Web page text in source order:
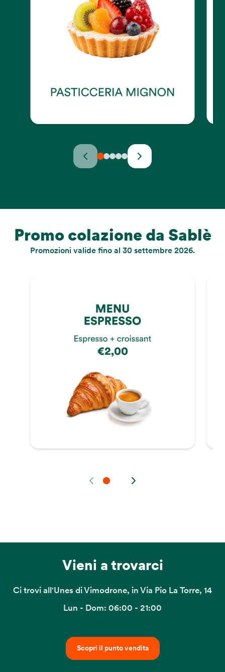
Promo colazione da Sablè
Promozioni valide fino al 30 settembre 2026.
Vieni a trovarci
Ci trovi all'Unes di Vimodrone, in Via Pio La Torre, 14
Lun - Dom: 06:00 - 21:00
Scopri il punto vendita